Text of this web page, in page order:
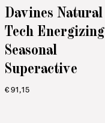
Davines Natural
Tech Energizing
Seasonal
Superactive
€91,15